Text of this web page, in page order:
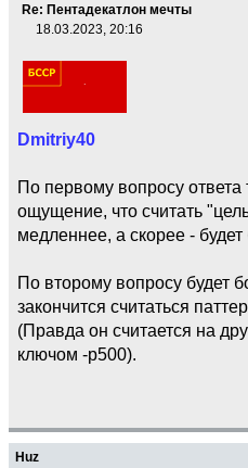
Re: Пентадекатлон мечты
18.03.2023, 20:16
Dmitriy40
По первому вопросу ответа
ощущение, что считать
медленнее, а скорее -
По второму вопросу будет
закончится считаться
(Правда он считается на
ключом -p500).
Huz